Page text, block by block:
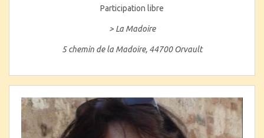
Participation libre
> La Madoire
5 chemin de la Madoire, 44700 Orvault